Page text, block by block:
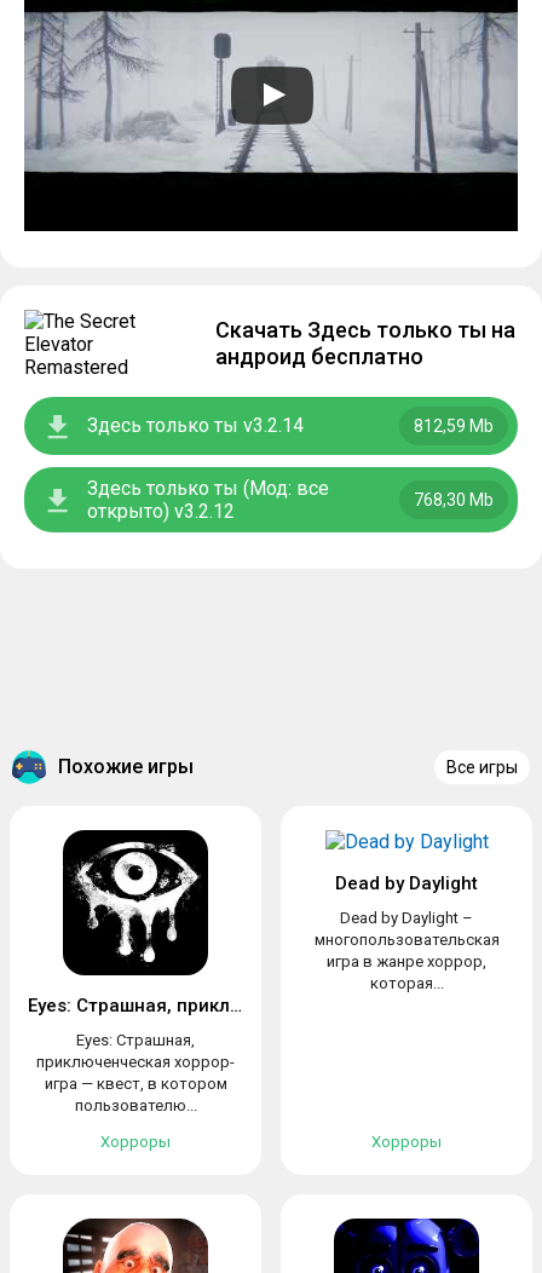
Скачать Здесь только ты на
андроид бесплатно
Здесь только ты v3.2.14 812,59 Mb
Здесь только ты (Мод: все
открыто) v3.2.12
768,30 Mb
Похожие игры Все игры
Eyes: Страшная, приключенческая хоррор-игра
Eyes: Страшная,
приключенческая хоррор-
игра — квест, в котором
пользователю...
Хорроры
Dead by Daylight
Dead by Daylight –
многопользовательская
игра в жанре хоррор,
которая...
Хорроры